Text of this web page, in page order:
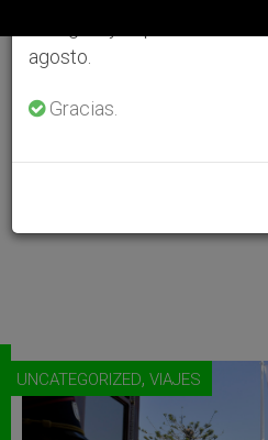
UNCATEGORIZED, VIAJES
agosto.
Gracias.